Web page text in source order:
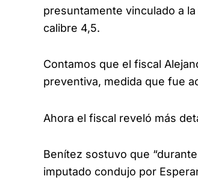
presuntamente vinculado a
calibre 4,5.
Contamos que el fiscal
preventiva, medida que fue
Ahora el fiscal reveló más
Benítez sostuvo que
imputado condujo por